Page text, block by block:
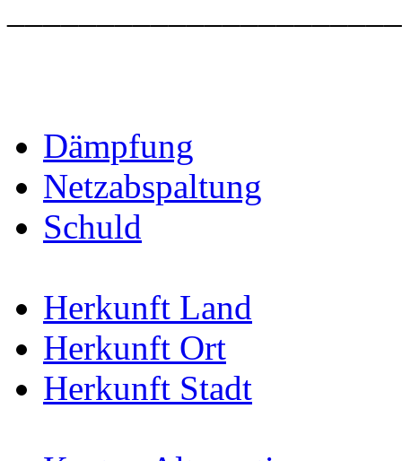
Dämpfung
Netzabspaltung
Schuld
Herkunft Land
Herkunft Ort
Herkunft Stadt